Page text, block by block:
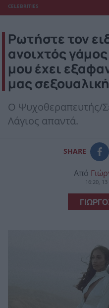
CELEBRITIES
Ρωτήστε τον
ανοιχτός
μου έχει
μας
Ο Ψυχοθεραπευτής/
Λάγιος απαντά.
SHARE
Από
16:20, 13